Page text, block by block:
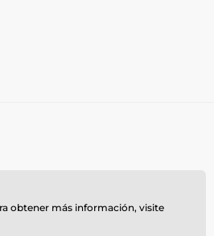
obtener más información, visite